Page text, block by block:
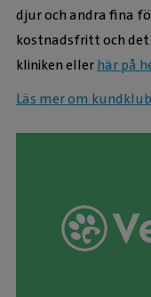
djur och andra fina
kostnadsfritt och
kliniken ellerhär på
Läs mer om